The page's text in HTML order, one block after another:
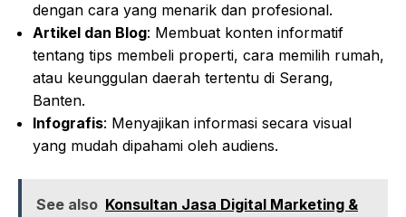
dengan cara yang menarik dan profesional.
Artikel dan Blog: Membuat konten informatif
tentang tips membeli properti, cara memilih rumah,
atau keunggulan daerah tertentu di Serang,
Banten.
Infografis: Menyajikan informasi secara visual
yang mudah dipahami oleh audiens.
See also Konsultan Jasa Digital Marketing &